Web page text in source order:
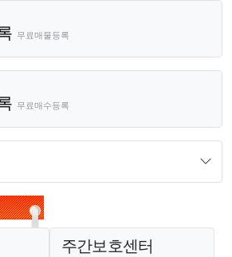
무료매물등록
무료매수등록
주간보호센터